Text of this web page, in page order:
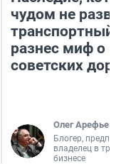
чудом не
транспортный
разнес миф о
советских
Олег Арефьев
Блогер,
владелец в
бизнесе